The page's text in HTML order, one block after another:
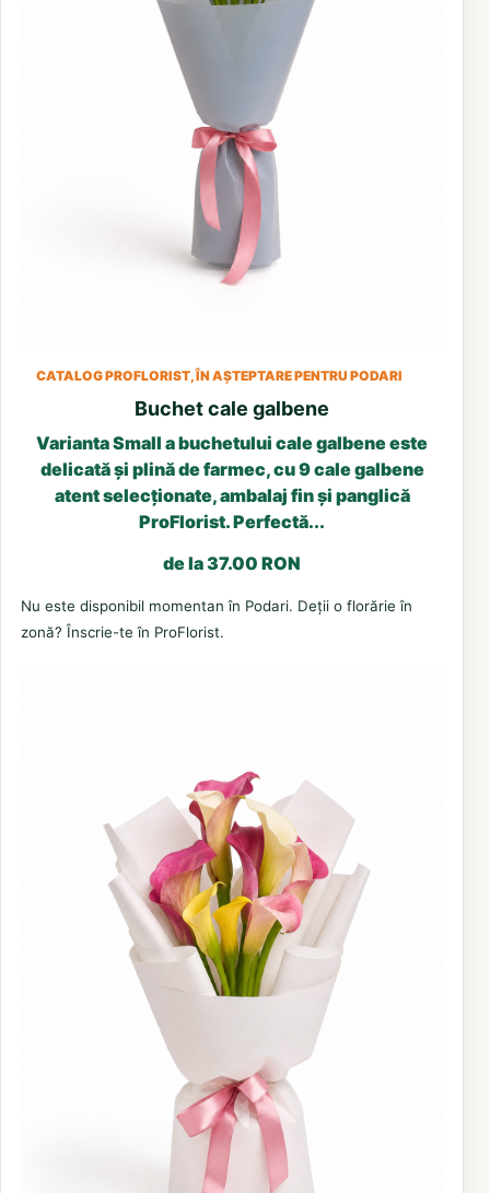
CATALOG PROFLORIST, ÎN AȘTEPTARE PENTRU PODARI
Buchet cale galbene
Varianta Small a buchetului cale galbene este
delicată și plină de farmec, cu 9 cale galbene
atent selecționate, ambalaj fin și panglică
ProFlorist. Perfectă...
de la 37.00 RON
Nu este disponibil momentan în Podari. Deții o florărie în
zonă? Înscrie-te în ProFlorist.